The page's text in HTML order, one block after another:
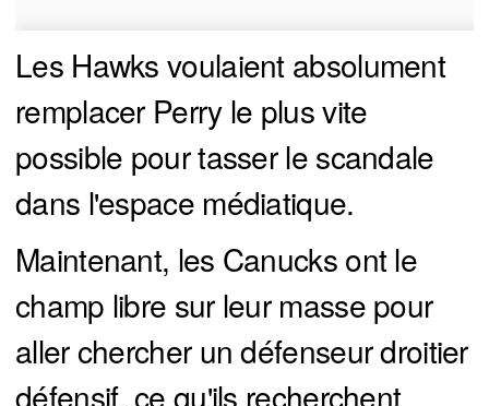
Les Hawks voulaient absolument
remplacer Perry le plus vite
possible pour tasser le scandale
dans l'espace médiatique.
Maintenant, les Canucks ont le
champ libre sur leur masse pour
aller chercher un défenseur droitier
défensif, ce qu'ils recherchent